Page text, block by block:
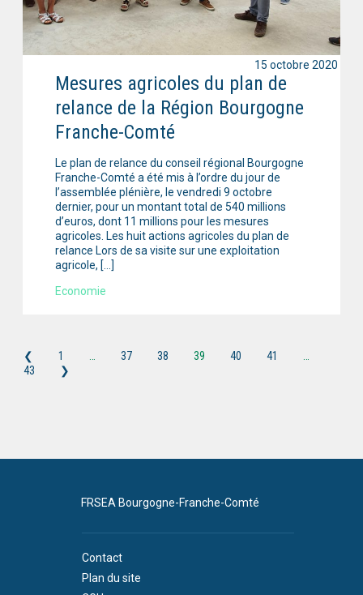
Mesures agricoles du plan de
relance de la Région Bourgogne
Franche-Comté
Le plan de relance du conseil régional Bourgogne
Franche-Comté a été mis à l’ordre du jour de
l’assemblée plénière, le vendredi 9 octobre
dernier, pour un montant total de 540 millions
d’euros, dont 11 millions pour les mesures
agricoles. Les huit actions agricoles du plan de
relance Lors de sa visite sur une exploitation
agricole, […]
Economie
15 octobre 2020
❮ 1 37 38 39 40 41
43
❯
FRSEA Bourgogne-Franche-Comté
Contact
Plan du site